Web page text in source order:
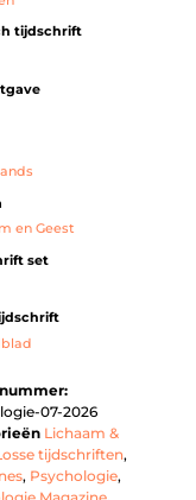
tijdschrift
en Geest
set
07-2026
Lichaam &
tijdschriften,
, Psychologie,